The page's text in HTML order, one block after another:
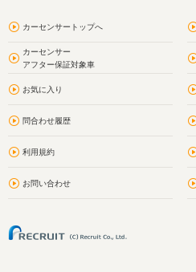
カーセンサートップへ
カーセンサー
アフター保証対象車
お気に入り
問合わせ履歴
利用規約
お問い合わせ